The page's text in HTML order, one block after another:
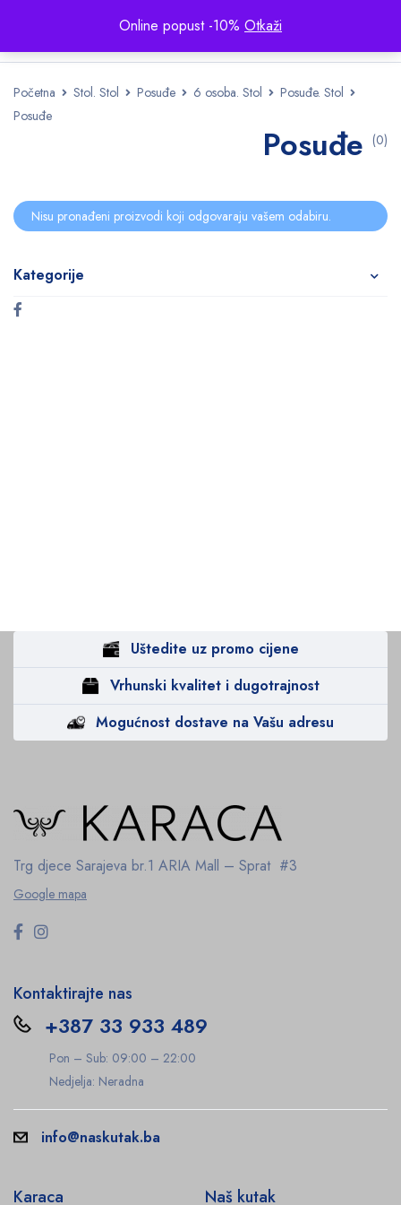
Online popust -10% Otkaži
Početna Stol. Stol Posuđe 6 osoba. Stol
Posuđe. Stol
Posuđe
Posuđe (0)
Kategorije
Nisu pronađeni proizvodi koji odgovaraju vašem odabiru.
Uštedite uz promo cijene
Vrhunski kvalitet i dugotrajnost
Mogućnost dostave na Vašu adresu
Trg djece Sarajeva br.1 ARIA Mall – Sprat #3
Google mapa
Kontaktirajte nas
+387 33 933 489
Pon – Sub: 09:00 – 22:00
Nedjelja: Neradna
info@naskutak.ba
Karaca Naš kutak